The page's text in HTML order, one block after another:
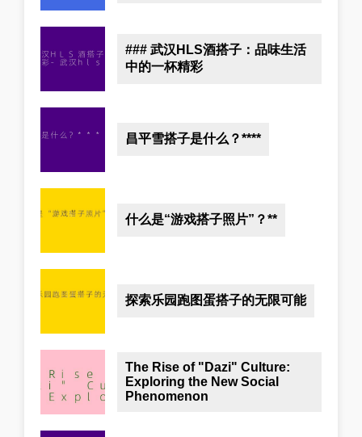
### 武汉HLS酒搭子：品味生活
中的一杯精彩
昌平雪搭子是什么？****
什么是“游戏搭子照片”？**
探索乐园跑图蛋搭子的无限可能
The Rise of "Dazi" Culture:
Exploring the New Social
Phenomenon